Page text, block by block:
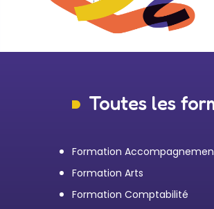
Toutes les
Formation
personnel et Bilan de
compétences
Formation Arts
Formation Comptabilité